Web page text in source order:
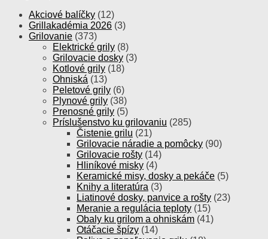
Akciové balíčky (12)
Grillakadémia 2026 (3)
Grilovanie (373)
Elektrické grily (8)
Grilovacie dosky (3)
Kotlové grily (18)
Ohniská (13)
Peletové grily (6)
Plynové grily (38)
Prenosné grily (5)
Príslušenstvo ku grilovaniu (285)
Čistenie grilu (21)
Grilovacie náradie a pomôcky (90)
Grilovacie rošty (14)
Hliníkové misky (4)
Keramické misy, dosky a pekáče (5)
Knihy a literatúra (3)
Liatinové dosky, panvice a rošty (23)
Meranie a regulácia teploty (15)
Obaly ku grilom a ohniskám (41)
Otáčacie špízy (14)